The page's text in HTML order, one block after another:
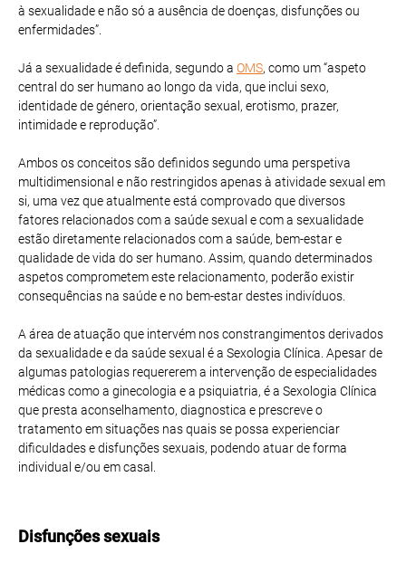
à sexualidade e não só a ausência de doenças, disfunções ou
enfermidades”.
Já a sexualidade é definida, segundo a OMS, como um “aspeto
central do ser humano ao longo da vida, que inclui sexo,
identidade de género, orientação sexual, erotismo, prazer,
intimidade e reprodução”.
Ambos os conceitos são definidos segundo uma perspetiva
multidimensional e não restringidos apenas à atividade sexual em
si, uma vez que atualmente está comprovado que diversos
fatores relacionados com a saúde sexual e com a sexualidade
estão diretamente relacionados com a saúde, bem-estar e
qualidade de vida do ser humano. Assim, quando determinados
aspetos comprometem este relacionamento, poderão existir
consequências na saúde e no bem-estar destes indivíduos.
A área de atuação que intervém nos constrangimentos derivados
da sexualidade e da saúde sexual é a Sexologia Clínica. Apesar de
algumas patologias requererem a intervenção de especialidades
médicas como a ginecologia e a psiquiatria, é a Sexologia Clínica
que presta aconselhamento, diagnostica e prescreve o
tratamento em situações nas quais se possa experienciar
dificuldades e disfunções sexuais, podendo atuar de forma
individual e/ou em casal.
Disfunções sexuais